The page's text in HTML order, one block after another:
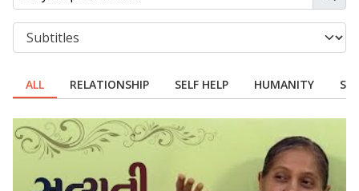
ALL RELATIONSHIP SELF HELP HUMANITY